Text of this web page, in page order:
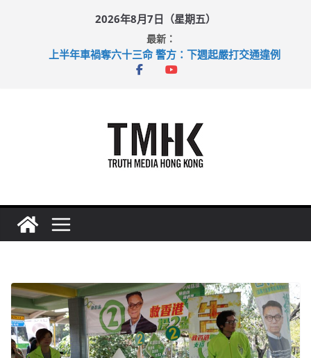
2026年8月7日（星期五）
最新：
上半年車禍奪六十三命 警方：下週起嚴打交通違例
性罪行修例獲九成支持 鄧炳強：爭取今屆任期內完成立法